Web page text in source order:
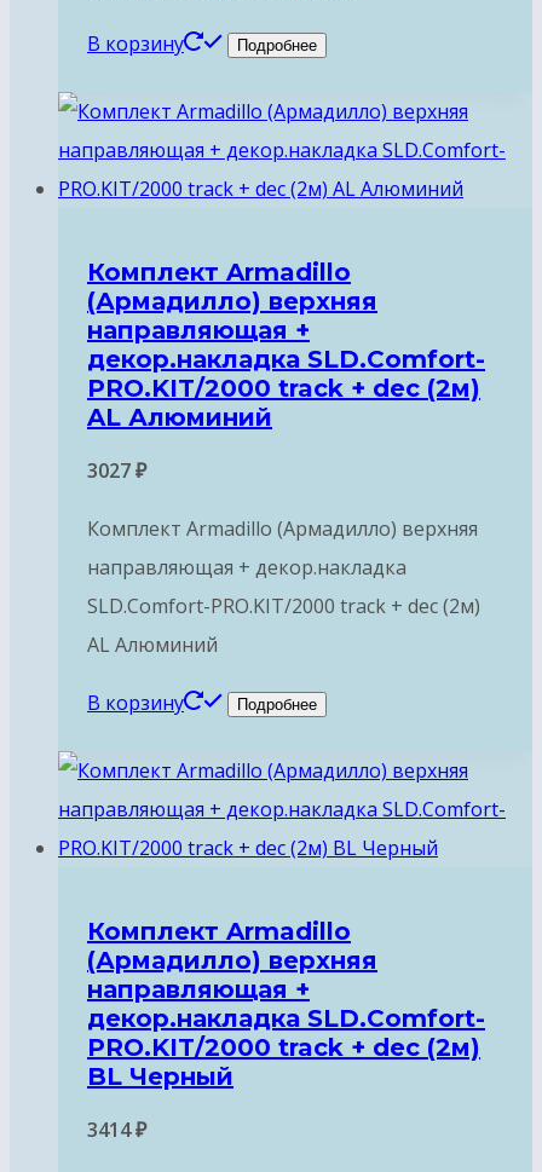
В корзину Подробнее
Комплект Armadillo
(Армадилло) верхняя
направляющая +
декор.накладка SLD.Comfort-
PRO.KIT/2000 track + dec (2м)
AL Алюминий
3027₽
Комплект Armadillo (Армадилло) верхняя
направляющая + декор.накладка
SLD.Comfort-PRO.KIT/2000 track + dec (2м)
AL Алюминий
В корзину Подробнее
Комплект Armadillo
(Армадилло) верхняя
направляющая +
декор.накладка SLD.Comfort-
PRO.KIT/2000 track + dec (2м)
BL Черный
3414₽